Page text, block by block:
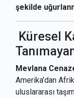
şekilde
Küresel
Mevlana
Amerika’dan
uluslararası